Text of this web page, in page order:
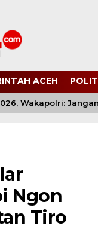
ACEH
Wakapolri:
Ngon
Tiro